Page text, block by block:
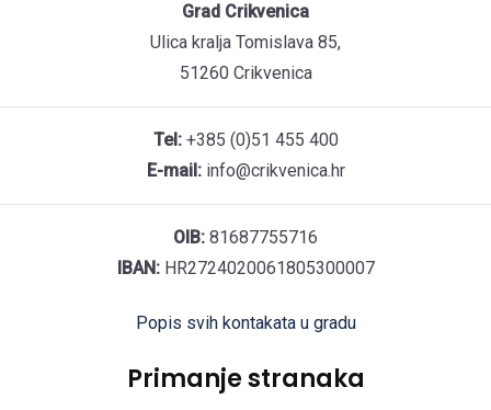
Grad Crikvenica
Ulica kralja Tomislava 85,
51260 Crikvenica
Tel:+385 (0)51 455 400
E-mail:info@crikvenica.hr
OIB: 81687755716
IBAN:HR2724020061805300007
Popis svih kontakata u gradu
Primanje stranaka